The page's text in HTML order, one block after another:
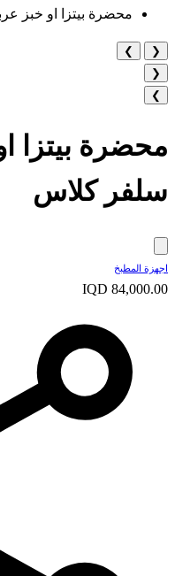
محضرة بيتزا او خبز
❮
❯
❮
❯
محضرة بيتزا
سلفر كلاس
اجهزة المطبخ
IQD 84,000.00